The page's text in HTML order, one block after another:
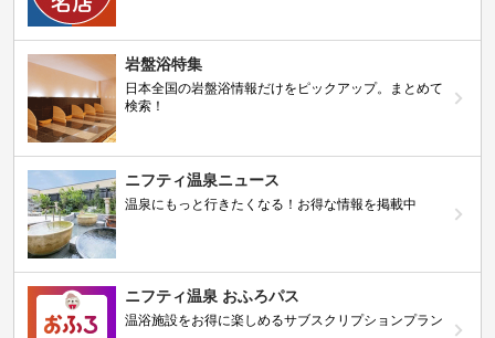
岩盤浴特集
日本全国の岩盤浴情報だけをピックアップ。まとめて
検索！
ニフティ温泉ニュース
温泉にもっと行きたくなる！お得な情報を掲載中
ニフティ温泉 おふろパス
温浴施設をお得に楽しめるサブスクリプションプラン